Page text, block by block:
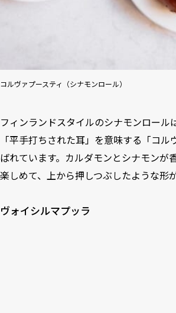
コルヴァプースティ（シナモンロール）
フィンランドスタイルのシナモンロール
「平手打ちされた耳」を意味する「コル
ばれています。カルダモンとシナモンが
楽しめて、上から押しつぶしたような形
ヴォイシルマプッラ